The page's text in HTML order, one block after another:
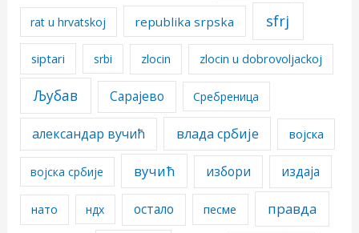
rat u hrvatskoj republika srpska sfrj
siptari srbi zlocin zlocin u dobrovoljackoj
Љубав Сарајево Сребреница
александар вучић влада србије војска
војска србије вучић избори издаја
нато ндх остало песме правда